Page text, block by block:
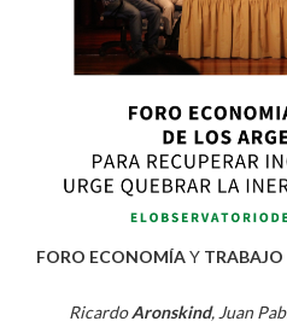
FORO ECONOMÍAY TRABAJO
RicardoAronskind, Juan